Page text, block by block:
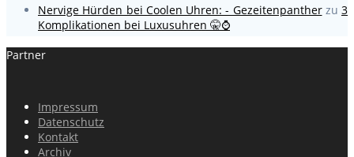
Nervige Hürden bei Coolen Uhren: - Gezeitenpantherzu 3
Komplikationen bei Luxusuhren 🤫⌚
Partner
Impressum
Datenschutz
Kontakt
Archiv